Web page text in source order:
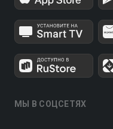
МЫ В СОЦСЕТЯХ